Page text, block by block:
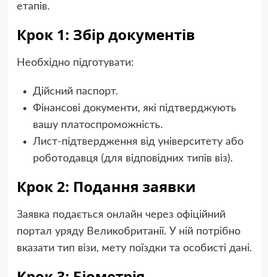
етапів.
Крок 1: Збір документів
Необхідно підготувати:
Дійсний паспорт.
Фінансові документи, які підтверджують
вашу платоспроможність.
Лист-підтвердження від університету або
роботодавця (для відповідних типів віз).
Крок 2: Подання заявки
Заявка подається онлайн через офіційний
портал уряду Великобританії. У ній потрібно
вказати тип візи, мету поїздки та особисті дані.